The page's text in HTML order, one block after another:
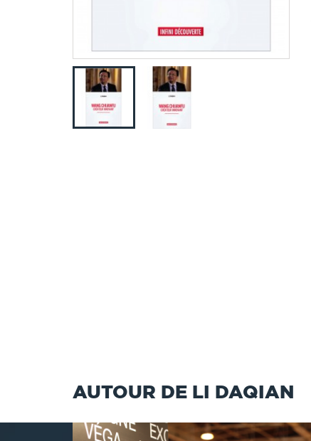
AUTOUR DE LI DAQIAN